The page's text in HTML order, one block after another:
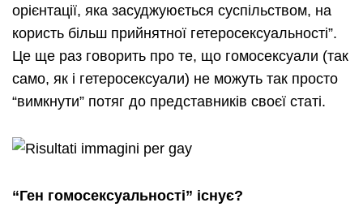
орієнтації, яка засуджуюється суспільством, на
користь більш прийнятної гетеросексуальності”.
Це ще раз говорить про те, що гомосексуали (так
само, як і гетеросексуали) не можуть так просто
“вимкнути” потяг до представників своєї статі.
“Ген гомосексуальності” існує?